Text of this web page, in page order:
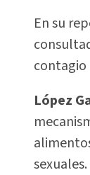
En su
contagio
López
sexuales.